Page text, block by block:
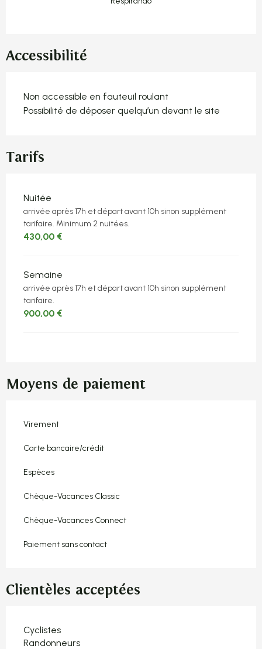
Accessibilité
Non accessible en fauteuil roulant
Possibilité de déposer quelqu’un devant le site
Tarifs
Tarifs 2026
Nuitée
arrivée après 17h et départ avant 10h sinon supplément
tarifaire. Minimum 2 nuitées.
430,00 €
Semaine
arrivée après 17h et départ avant 10h sinon supplément
tarifaire.
900,00 €
Moyens de paiement
Virement
Carte bancaire/crédit
Espèces
Chèque-Vacances Classic
Chèque-Vacances Connect
Paiement sans contact
Clientèles acceptées
Cyclistes
Randonneurs